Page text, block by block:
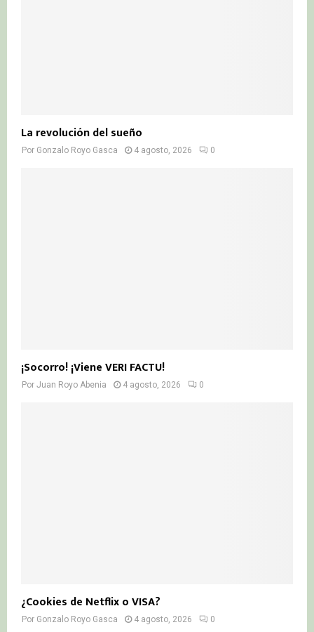
La revolución del sueño
Por Gonzalo Royo Gasca 4 agosto, 2026 0
¡Socorro! ¡Viene VERI FACTU!
Por Juan Royo Abenia 4 agosto, 2026 0
¿Cookies de Netflix o VISA?
Por Gonzalo Royo Gasca 4 agosto, 2026 0